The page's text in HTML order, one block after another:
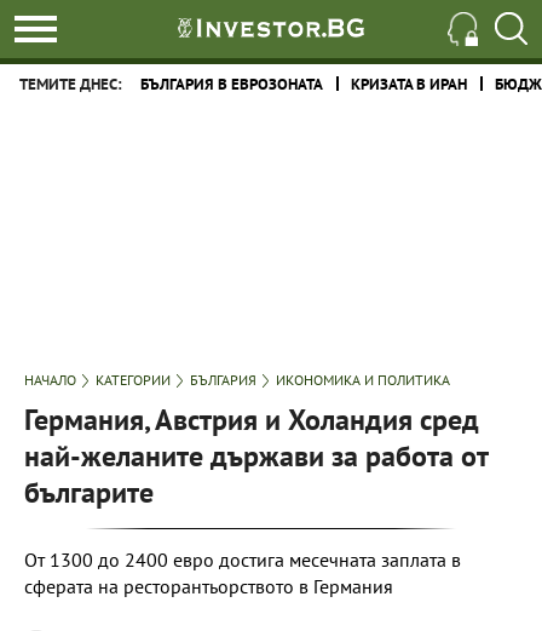
ТЕМИТЕ ДНЕС: БЪЛГАРИЯ В ЕВРОЗОНАТА КРИЗАТА В ИРАН
НАЧАЛО КАТЕГОРИИ БЪЛГАРИЯ ИКОНОМИКА И ПОЛИТИКА
Германия, Австрия и Холандия сред
най-желаните държави за работа от
българите
От 1300 до 2400 евро достига месечната заплата в
сферата на ресторантьорството в Германия